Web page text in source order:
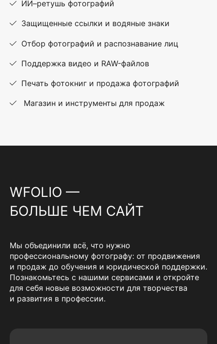
ИИ–ретушь фотографий
Защищенные ссылки и водяные знаки
Отбор фотографий и распознавание лиц
Поддержка видео и RAW-файлов
Печать фотокниг и продажа фотографий
Магазин и инструменты для продаж
WFOLIO —
БОЛЬШЕ ЧЕМ САЙТ
Мы объединили всё, что нужно
профессиональному фотографу: от продвижения
и продаж до обучения и юридической поддержки.
Познакомьтесь с нашими сервисами и откройте
для себя новые возможности для творчества
и развития в профессии.